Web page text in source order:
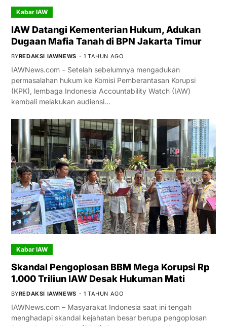
Kabar IAW
IAW Datangi Kementerian Hukum, Adukan
Dugaan Mafia Tanah di BPN Jakarta Timur
BYREDAKSI IAWNEWS 1 TAHUN AGO
IAWNews.com – Setelah sebelumnya mengadukan
permasalahan hukum ke Komisi Pemberantasan Korupsi
(KPK), lembaga Indonesia Accountability Watch (IAW)
kembali melakukan audiensi…
Kabar IAW
Skandal Pengoplosan BBM Mega Korupsi Rp
1.000 Triliun IAW Desak Hukuman Mati
BYREDAKSI IAWNEWS 1 TAHUN AGO
IAWNews.com – Masyarakat Indonesia saat ini tengah
menghadapi skandal kejahatan besar berupa pengoplosan